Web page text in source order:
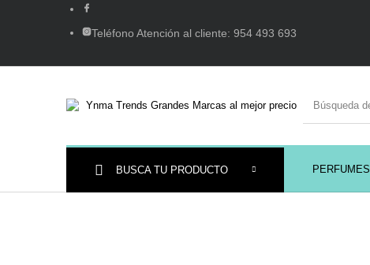
Teléfono Atención al cliente: 954 493 693
PERFUMES
BUSCA TU PRODUCTO
Ambientadores y
Decoración